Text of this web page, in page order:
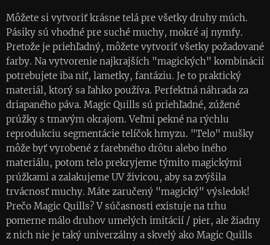
Môžete si vytvoriť krásne telá pre všetky druhy múch.
Pásiky sú vhodné pre suché muchy, mokré aj nymfy.
Pretože je priehľadný, môžete vytvoriť všetky požadované
farby. Na vytvorenie najkrajších "magických" kombinácií
potrebujete iba niť, lametky, fantáziu. Je to praktický
materiál, ktorý sa ľahko používa. Perfektná náhrada za
driapaného páva. Magic Quills sú priehľadné, zúžené
prúžky s tmavým okrajom. Veľmi pekné na rýchlu
reprodukciu segmentácie telíčok hmyzu. "Telo" mušky
môže byť vyrobené z farebného drôtu alebo iného
materiálu, potom telo prekryjeme týmito magickými
prúžkami a zalakujeme UV živicou, aby sa zvýšila
trvácnosť muchy. Máte zaručený "magický" výsledok!
Prečo Magic Quills? V súčasnosti existuje na trhu
pomerne málo druhov umelých imitácií / pier, ale žiadny
z nich nie je taký univerzálny a skvelý ako Magic Quills